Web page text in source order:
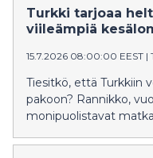
horjuttanut Turkin
matkakohteena.
Turkki tarjoaa
viileämpiä
15.7.2026 08:00:00 EEST |
Tiesitkö, että Turkkiin
pakoon? Rannikko,
monipuolistavat